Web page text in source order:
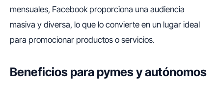
mensuales, Facebook proporciona una audiencia
masiva y diversa, lo que lo convierte en un lugar ideal
para promocionar productos o servicios.
Beneficios para pymes y autónomos